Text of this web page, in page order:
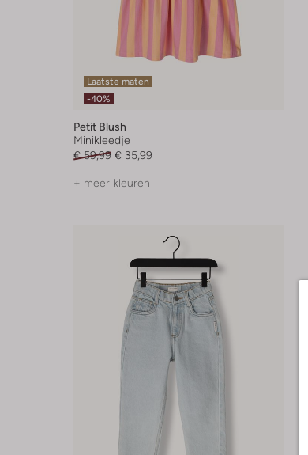
Laatste maten
-40%
Petit Blush
Minikleedje
€ 59,99 € 35,99
+ meer kleuren